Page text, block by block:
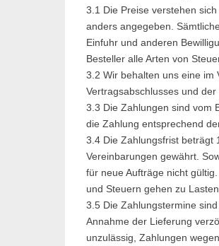
3.1 Die Preise verstehen
anders angegeben.
Einfuhr und anderen
Besteller alle Arten von
3.2 Wir behalten uns eine im
Vertragsabschlusses und
3.3 Die Zahlungen sind vom
die Zahlung entsprechend
3.4 Die Zahlungsfrist beträgt
Vereinbarungen gewährt.
für neue Aufträge nicht
und Steuern gehen zu
3.5 Die Zahlungstermine
Annahme der Lieferung
unzulässig, Zahlungen